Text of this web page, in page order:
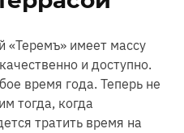
«Теремъ» имеет массу
и доступно.
время года. Теперь не
тогда, когда
тратить время на